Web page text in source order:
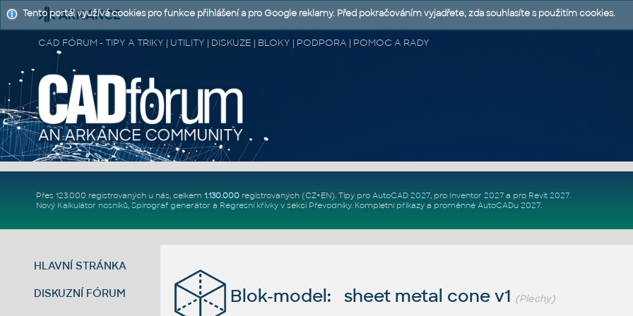
CAD FÓRUM - TIPY A TRIKY | UTILITY | DISKUZE | BLOKY | PODPORA | POMOC A RADY
Přes 123.000 registrovaných u nás, celkem 1.130.000registrovaných (CZ+EN). Tipy pro AutoCAD 2027, pro Inventor 2027a pro Revit 2027.
Nový Kalkulátor nosníků, Spirograf generátor a Regresní křivkyv sekci Převodníky. Kompletní příkazya proměnné AutoCADu 2027.
HLAVNÍ STRÁNKA
DISKUZNÍ FÓRUM Blok-model: sheet metal cone v1 (Plechy)
Tento portál využívá cookies pro funkce přihlášení a pro Google reklamy. Před pokračováním vyjadřete, zda souhlasíte s použitím cookies.